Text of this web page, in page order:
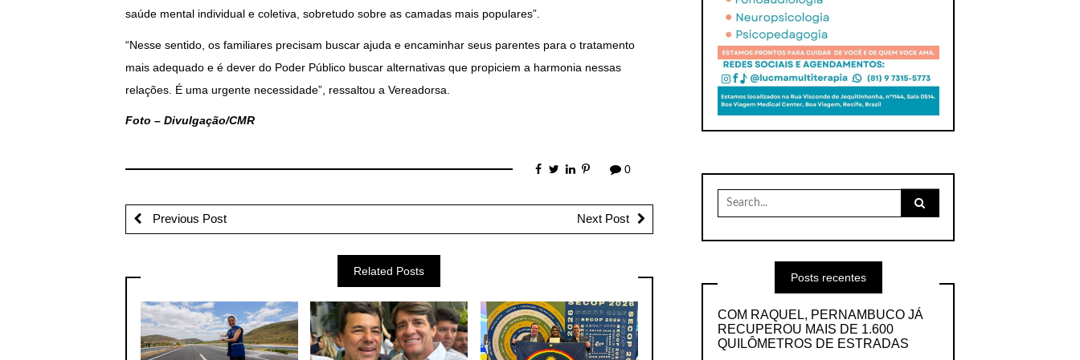
saúde mental individual e coletiva, sobretudo sobre as camadas mais populares”.
“Nesse sentido, os familiares precisam buscar ajuda e encaminhar seus parentes para o tratamento
mais adequado e é dever do Poder Público buscar alternativas que propiciem a harmonia nessas
relações. É uma urgente necessidade”, ressaltou a Vereadorsa.
Foto – Divulgação/CMR
0
Previous Post Next Post
Related Posts
Search
for:
Posts recentes
COM RAQUEL, PERNAMBUCO JÁ
RECUPEROU MAIS DE 1.600
QUILÔMETROS DE ESTRADAS